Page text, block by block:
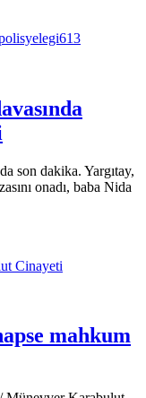
son dakika. Yargıtay,
onadı, baba Nida
mahkum